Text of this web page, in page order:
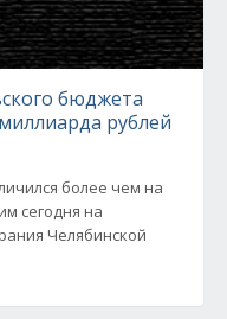
бюджета
рублей
более чем на
сегодня на
Челябинской